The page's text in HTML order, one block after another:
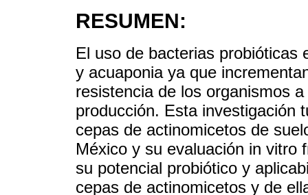
RESUMEN:
El uso de bacterias probióticas
y acuaponia ya que
resistencia de los organismos
producción. Esta investigación
cepas de actinomicetos de
México y su evaluación in vitro
su potencial probiótico y
cepas de actinomicetos y de